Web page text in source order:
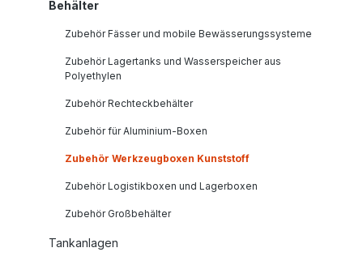
Behälter
Zubehör Fässer und mobile Bewässerungssysteme
Zubehör Lagertanks und Wasserspeicher aus
Polyethylen
Zubehör Rechteckbehälter
Zubehör für Aluminium-Boxen
Zubehör Werkzeugboxen Kunststoff
Zubehör Logistikboxen und Lagerboxen
Zubehör Großbehälter
Tankanlagen